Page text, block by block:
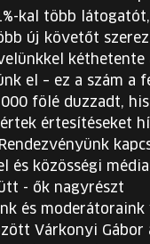
kal több
új követőt
kéthetente
el – ez a szám a
fölé duzzadt,
értesítéseket
és közösségi
- ők nagyrészt
és moderátoraink
Várkonyi Gábor